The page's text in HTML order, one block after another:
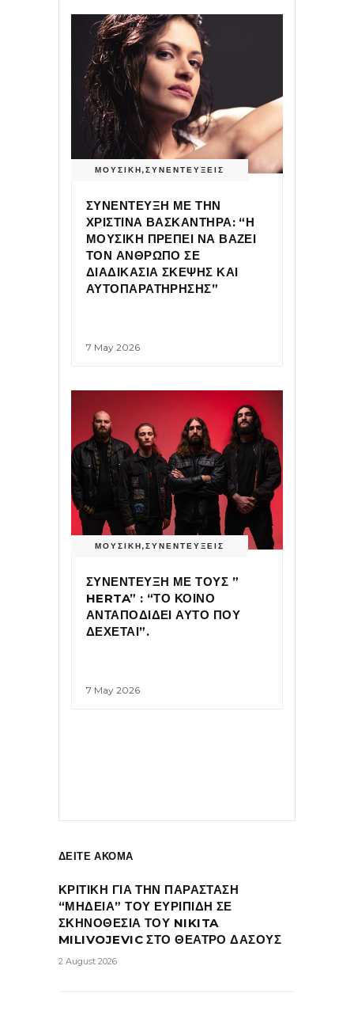
ΜΟΥΣΙΚΗ,ΣΥΝΕΝΤΕΥΞΕΙΣ
ΣΥΝΕΝΤΕΥΞΗ ΜΕ ΤΗΝ
ΧΡΙΣΤΙΝΑ ΒΑΣΚΑΝΤΗΡΑ: “Η
ΜΟΥΣΙΚΗ ΠΡΕΠΕΙ ΝΑ ΒΑΖΕΙ
ΤΟΝ ΑΝΘΡΩΠΟ ΣΕ
ΔΙΑΔΙΚΑΣΙΑ ΣΚΕΨΗΣ ΚΑΙ
ΑΥΤΟΠΑΡΑΤΗΡΗΣΗΣ”
7 May 2026
ΜΟΥΣΙΚΗ,ΣΥΝΕΝΤΕΥΞΕΙΣ
ΣΥΝΕΝΤΕΥΞΗ ΜΕ ΤΟΥΣ ”
HERTA” : “ΤΟ ΚΟΙΝΟ
ΑΝΤΑΠΟΔΙΔΕΙ ΑΥΤΟ ΠΟΥ
ΔΕΧΕΤΑΙ”.
7 May 2026
ΔΕΙΤΕ ΑΚΟΜΑ
ΚΡΙΤΙΚΗ ΓΙΑ ΤΗΝ ΠΑΡΑΣΤΑΣΗ
“ΜΗΔΕΙΑ” ΤΟΥ ΕΥΡΙΠΙΔΗ ΣΕ
ΣΚΗΝΟΘΕΣΙΑ ΤΟΥ NIKITA
MILIVOJEVIC ΣΤΟ ΘΕΑΤΡΟ ΔΑΣΟΥΣ
2 August 2026